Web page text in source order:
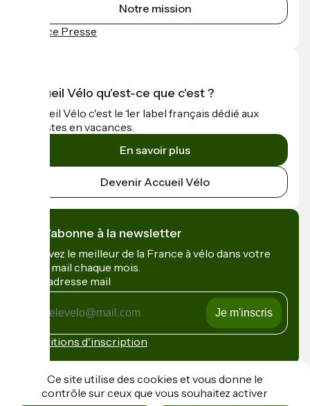
Notre mission
Espace Presse
Accueil Vélo qu'est-ce que c'est ?
Accueil Vélo c'est le 1er label français dédié aux
cyclistes en vacances.
En savoir plus
Devenir Accueil Vélo
Je m'abonne à la newsletter
Recevez le meilleur de la France à vélo dans votre
boîte mail chaque mois.
Mon adresse mail
Mon
adresse
Conditions d'inscription
Financé dans le cadre de Destination France
Ce site utilise des cookies et vous donne le
contrôle sur ceux que vous souhaitez activer